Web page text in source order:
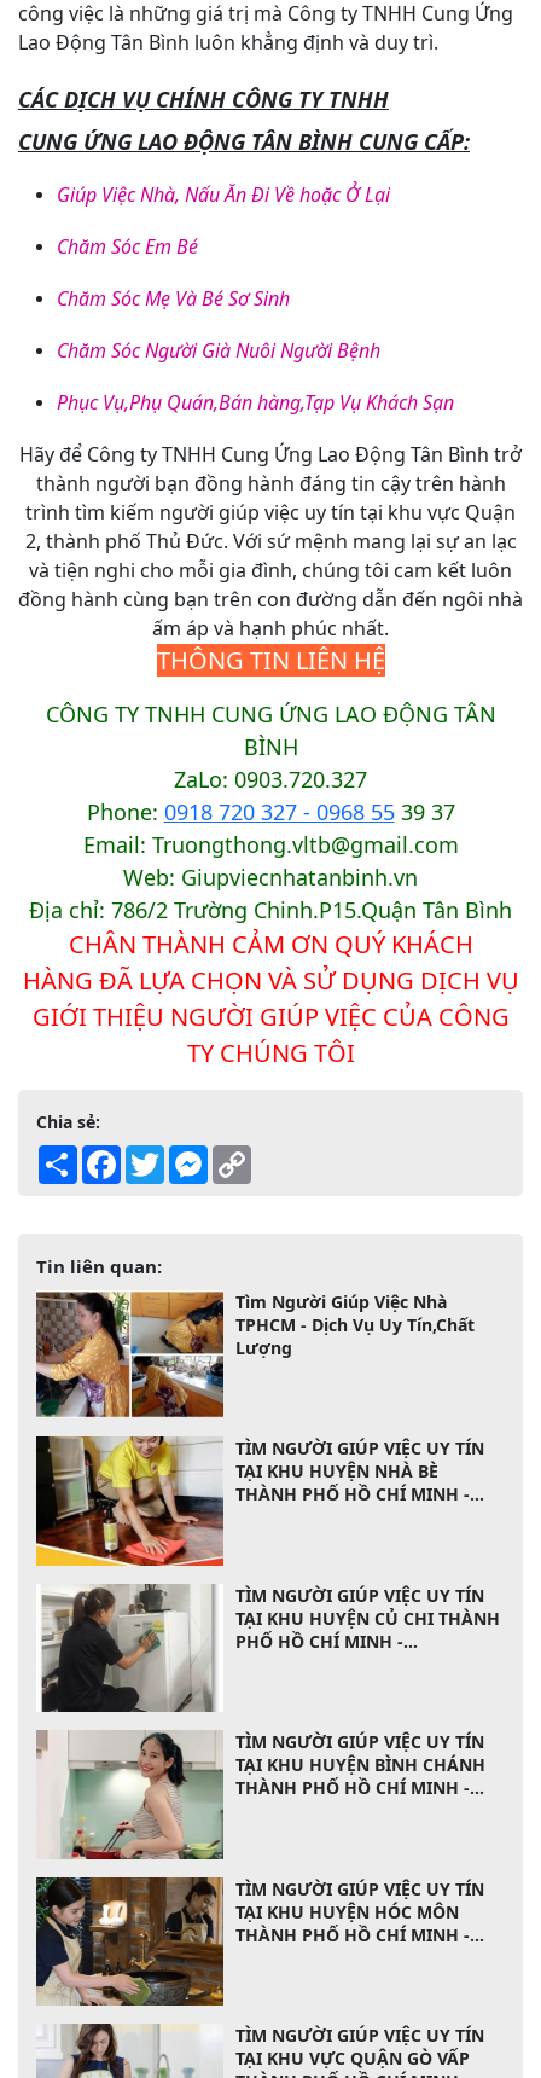
công việc là những giá trị mà Công ty TNHH Cung Ứng
Lao Động Tân Bình luôn khẳng định và duy trì.
CÁC DỊCH VỤ CHÍNH CÔNG TY TNHH
CUNG ỨNG LAO ĐỘNG TÂN BÌNH CUNG CẤP:
Giúp Việc Nhà, Nấu Ăn Đi Về hoặc Ở Lại
Chăm Sóc Em Bé
Chăm Sóc Mẹ Và Bé Sơ Sinh
Chăm Sóc Người Già Nuôi Người Bệnh
Phục Vụ,Phụ Quán,Bán hàng,Tạp Vụ Khách Sạn
Hãy để Công ty TNHH Cung Ứng Lao Động Tân Bình trở
thành người bạn đồng hành đáng tin cậy trên hành
trình tìm kiếm người giúp việc uy tín tại khu vực Quận
2, thành phố Thủ Đức. Với sứ mệnh mang lại sự an lạc
và tiện nghi cho mỗi gia đình, chúng tôi cam kết luôn
đồng hành cùng bạn trên con đường dẫn đến ngôi nhà
ấm áp và hạnh phúc nhất.
THÔNG TIN LIÊN HỆ
CÔNG TY TNHH CUNG ỨNG LAO ĐỘNG TÂN
BÌNH
ZaLo: 0903.720.327
Phone: 0918 720 327 - 0968 5539 37
Email: Truongthong.vltb@gmail.com
Web: Giupviecnhatanbinh.vn
Địa chỉ: 786/2 Trường Chinh.P15.Quận Tân Bình
CHÂN THÀNH CẢM ƠN QUÝ KHÁCH
HÀNG ĐÃ LỰA CHỌN VÀ SỬ DỤNG DỊCH VỤ
GIỚI THIỆU NGƯỜI​ GIÚP VIỆC CỦA CÔNG
TY CHÚNG TÔI
Chia sẻ:
Share Facebook
TwitterMessenger
Tin liên quan:
Tìm Người Giúp Việc Nhà
TPHCM - Dịch Vụ Uy Tín,Chất
Lượng
TÌM NGƯỜI GIÚP VIỆC UY TÍN
TẠI KHU HUYỆN NHÀ BÈ
THÀNH PHỐ HỒ CHÍ MINH -
TÌM NGƯỜI GIÚP VIỆC UY TÍN
TẠI KHU HUYỆN CỦ CHI THÀNH
PHỐ HỒ CHÍ MINH -
TÌM NGƯỜI GIÚP VIỆC UY TÍN
TẠI KHU HUYỆN BÌNH CHÁNH
THÀNH PHỐ HỒ CHÍ MINH -
TÌM NGƯỜI GIÚP VIỆC UY TÍN
TẠI KHU HUYỆN HÓC MÔN
THÀNH PHỐ HỒ CHÍ MINH -
TÌM NGƯỜI GIÚP VIỆC UY TÍN
TẠI KHU VỰC QUẬN GÒ VẤP